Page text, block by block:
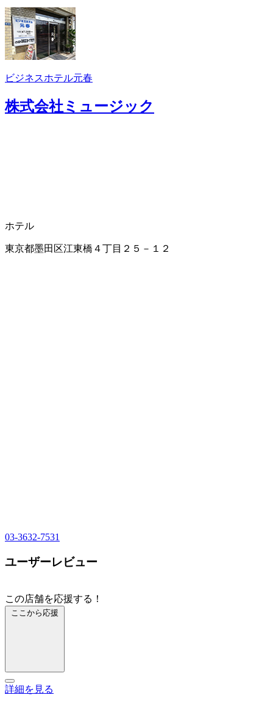
ビジネスホテル元春
株式会社ミュージック
ホテル
東京都墨田区江東橋４丁目２５－１２
03-3632-7531
ユーザーレビュー
この店舗を応援する！
ここから応援
詳細を見る